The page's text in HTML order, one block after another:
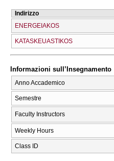
Indirizzo
ENERGEIAKOS
KATASKEUASTIKOS
Informazioni sull’Insegnamento
Anno Accademico
Semestre
Faculty Instructors
Weekly Hours
Class ID